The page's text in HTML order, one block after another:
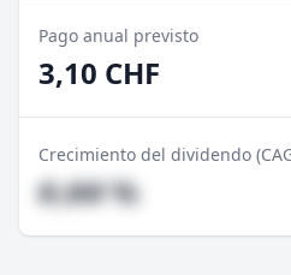
Pago anual previsto
3,10 CHF
Crecimiento del dividendo
#,## %